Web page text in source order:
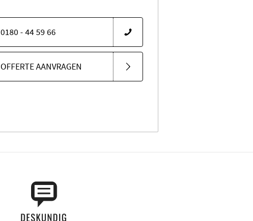
0180 - 44 59 66
OFFERTE AANVRAGEN